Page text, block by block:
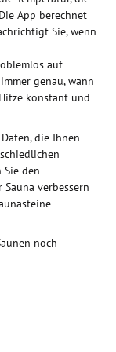
App berechnet
Sie, wenn
auf
genau, wann
konstant und
die Ihnen
den
verbessern
noch